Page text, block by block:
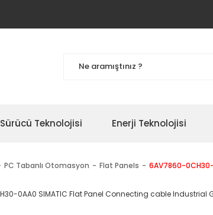
Sürücü Teknolojisi Enerji Teknolojisi
PC Tabanlı Otomasyon Flat Panels 6AV7860-